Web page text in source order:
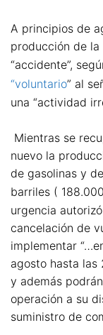
A principios de
producción de
“accidente”,
“voluntario” al
una “actividad
Mientras se
nuevo la
de gasolinas y
barriles (
urgencia
cancelación de
implementar
agosto hasta las
y además
operación a su
suministro de